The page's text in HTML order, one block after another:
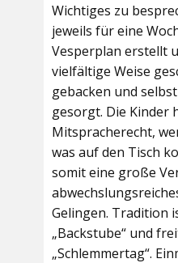
Wichtiges zu
jeweils für eine
Vesperplan erstellt
vielfältige Weise
gebacken und
gesorgt. Die Kinder
Mitspracherecht,
was auf den Tisch
somit eine große
Gelingen. Tradition
„Backstube“ und
„Schlemmertag“.